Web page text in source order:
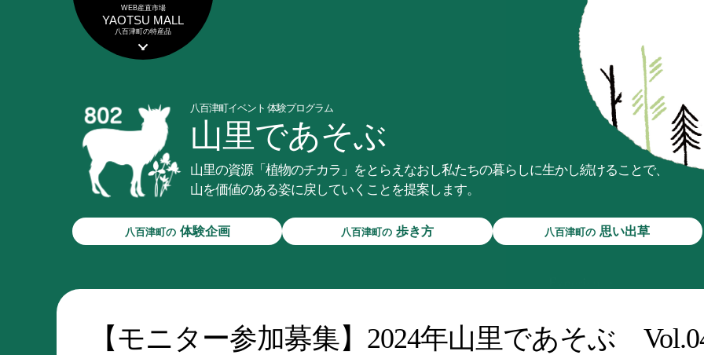
WEB産直市場
YAOTSU MALL
八百津町の特産品
八百津町イベント 体験プログラム
山里であそぶ
山里の資源「植物のチカラ」をとらえなおし私たちの暮らしに生かし続けることで、
山を価値のある姿に戻していくことを提案します。
八百津町の 体験企画
山里の現状を知る
特産品と食文化
八百津町の 歩き方
ログイン／My Page お客様ページ
八百津町の 思い出草
あなたの 投稿一覧
八百津町の 活動Blog
【モニター参加募集】2024年山里であそぶ